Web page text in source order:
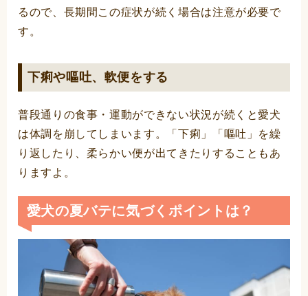
るので、長期間この症状が続く場合は注意が必要で
す。
下痢や嘔吐、軟便をする
普段通りの食事・運動ができない状況が続くと愛犬
は体調を崩してしまいます。「下痢」「嘔吐」を繰
り返したり、柔らかい便が出てきたりすることもあ
りますよ。
愛犬の夏バテに気づくポイントは？